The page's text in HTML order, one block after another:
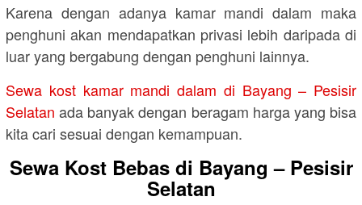
Karena dengan adanya kamar mandi dalam maka
penghuni akan mendapatkan privasi lebih daripada di
luar yang bergabung dengan penghuni lainnya.
Sewa kost kamar mandi dalam di Bayang – Pesisir
Selatan ada banyak dengan beragam harga yang bisa
kita cari sesuai dengan kemampuan.
Sewa Kost Bebas di Bayang – Pesisir
Selatan